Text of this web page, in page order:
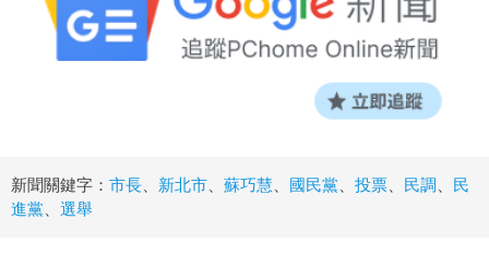
新聞關鍵字： 市長、 新北市、 蘇巧慧、 國民黨、 投票、 民調、 民
進黨、 選舉